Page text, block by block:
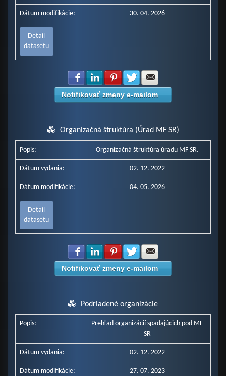
Dátum modifikácie: 30. 04. 2026
Detail
datasetu
Zdielať na Facebook
Zdielať na LinkedIn
Zdielať na Pinterest
Zdielať na Twitter
Notifikovať zmeny e-mailom
Organizačná štruktúra (Úrad MF SR)
Popis: Organizačná štruktúra úradu MF SR.
Dátum vydania: 02. 12. 2022
Dátum modifikácie: 04. 05. 2026
Detail
datasetu
Zdielať na Facebook
Zdielať na LinkedIn
Zdielať na Pinterest
Zdielať na Twitter
Notifikovať zmeny e-mailom
Podriadené organizácie
Popis:
Prehľad organizácií spadajúcich pod MF
SR
Dátum vydania: 02. 12. 2022
Dátum modifikácie: 27. 07. 2023